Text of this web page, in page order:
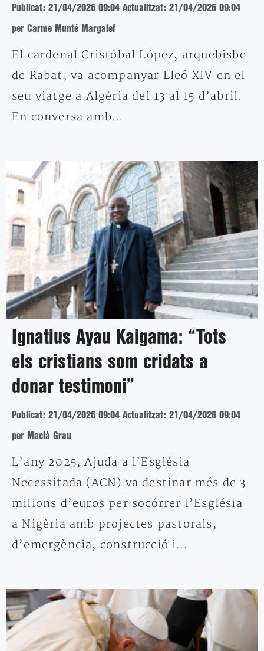
Publicat: 21/04/2026 09:04 Actualitzat: 21/04/2026 09:04
per Carme Munté Margalef
El cardenal Cristóbal López, arquebisbe
de Rabat, va acompanyar Lleó XIV en el
seu viatge a Algèria del 13 al 15 d’abril.
En conversa amb…
Ignatius Ayau Kaigama: “Tots
els cristians som cridats a
donar testimoni”
Publicat: 21/04/2026 09:04 Actualitzat: 21/04/2026 09:04
per Macià Grau
L’any 2025, Ajuda a l’Església
Necessitada (ACN) va destinar més de 3
milions d’euros per socórrer l’Església
a Nigèria amb projectes pastorals,
d’emergència, construcció i…